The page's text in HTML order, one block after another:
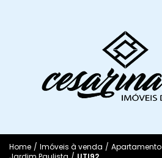
Home / Imóveis à venda / Apartamento